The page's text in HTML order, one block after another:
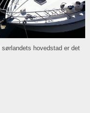
hovedstad er det